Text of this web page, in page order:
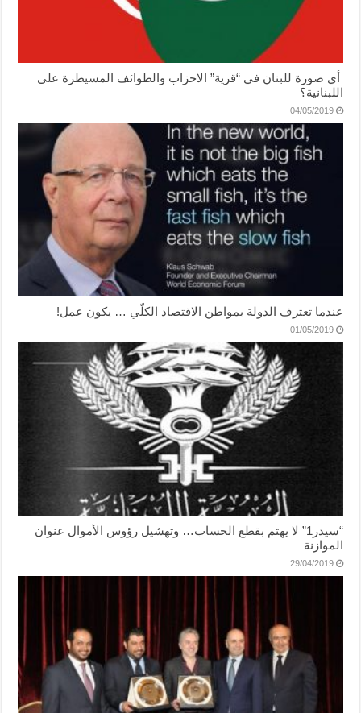
أي صورة للبنان في “قرية” الاحزاب والطوائف المسيطرة على
اللبنانية؟
04/05/2019
عندما تعترف الدولة بمواطن الاقتصاد الكلّي … يكون عمل!
01/05/2019
“سيدر1” لا يهتم بقطع الحساب… وتهشيل رؤوس الأموال عنوان
الموازنة
29/04/2019